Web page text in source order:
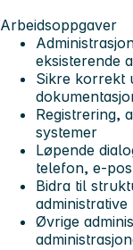
Arbeidsoppgaver
eksisterende
Sikre korrekt
Registrering,
systemer
Løpende
telefon, e-
Bidra til
Øvrige